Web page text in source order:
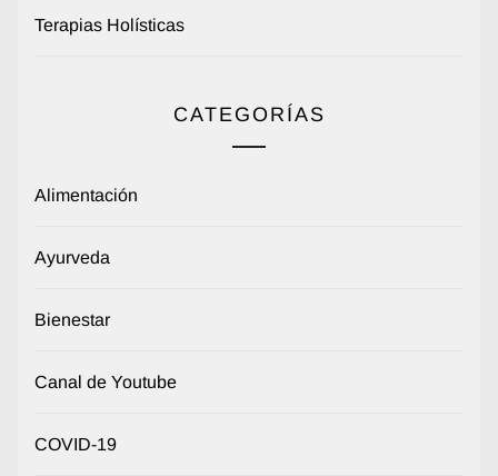
Terapias Holísticas
CATEGORÍAS
Alimentación
Ayurveda
Bienestar
Canal de Youtube
COVID-19